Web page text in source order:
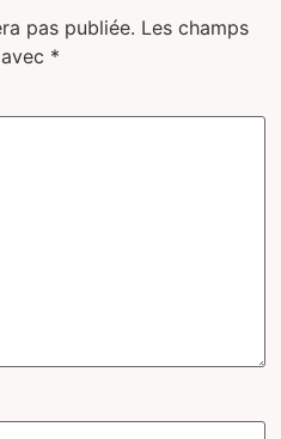
pas publiée. Les champs
*